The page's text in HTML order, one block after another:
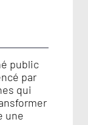
public
par
qui
une